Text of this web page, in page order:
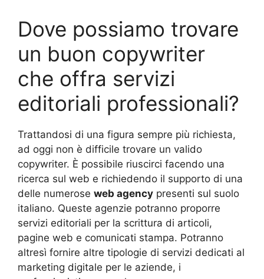
Dove possiamo trovare
un buon copywriter
che offra servizi
editoriali professionali?
Trattandosi di una figura sempre più richiesta,
ad oggi non è difficile trovare un valido
copywriter. È possibile riuscirci facendo una
ricerca sul web e richiedendo il supporto di una
delle numerose web agency presenti sul suolo
italiano. Queste agenzie potranno proporre
servizi editoriali per la scrittura di articoli,
pagine web e comunicati stampa. Potranno
altresì fornire altre tipologie di servizi dedicati al
marketing digitale per le aziende, i